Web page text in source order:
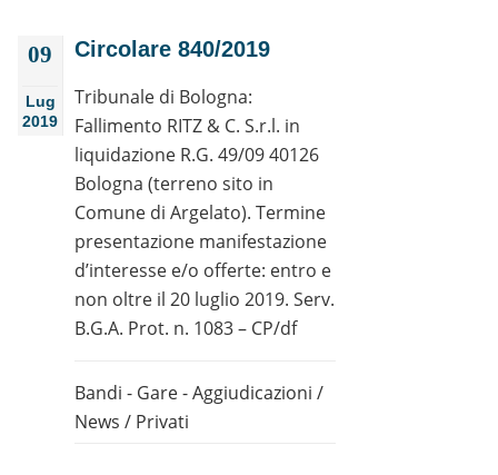
09
Lug
2019
Circolare 840/2019
Tribunale di Bologna:
Fallimento RITZ & C. S.r.l. in
liquidazione R.G. 49/09 40126
Bologna (terreno sito in
Comune di Argelato). Termine
presentazione manifestazione
d’interesse e/o offerte: entro e
non oltre il 20 luglio 2019. Serv.
B.G.A. Prot. n. 1083 – CP/df
Bandi - Gare - Aggiudicazioni /
News / Privati